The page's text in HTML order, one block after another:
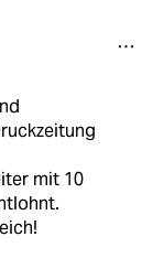
mit 10